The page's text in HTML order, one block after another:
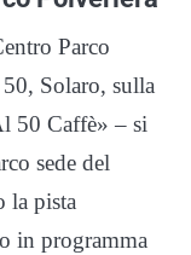
Parco
Solaro, sulla
50 Caffè» – si
sede del
la pista
in programma